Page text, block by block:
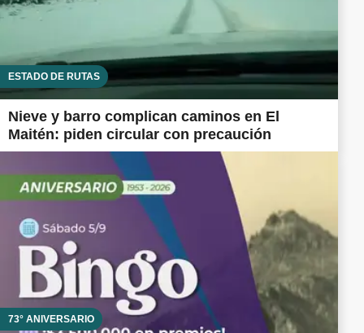
ESTADO DE RUTAS
Nieve y barro complican caminos en El
Maitén: piden circular con precaución
73° ANIVERSARIO